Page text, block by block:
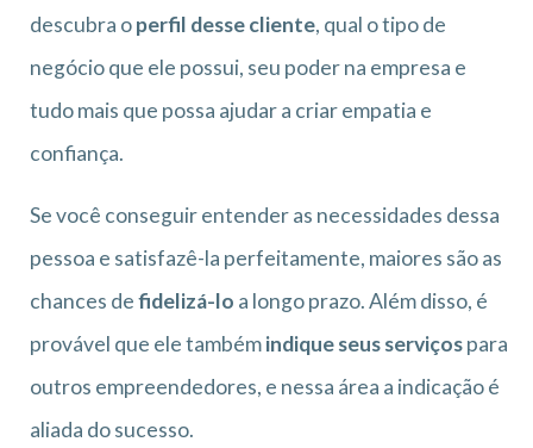
descubra operfil desse cliente, qual o tipo de
negócio que ele possui, seu poder na empresa e
tudo mais que possa ajudar a criar empatia e
confiança.
Se você conseguir entender as necessidades dessa
pessoa e satisfazê-la perfeitamente, maiores são as
chances defidelizá-lo a longo prazo. Além disso, é
provável que ele tambémindique seus serviçospara
outros empreendedores, e nessa área a indicação é
aliada do sucesso.